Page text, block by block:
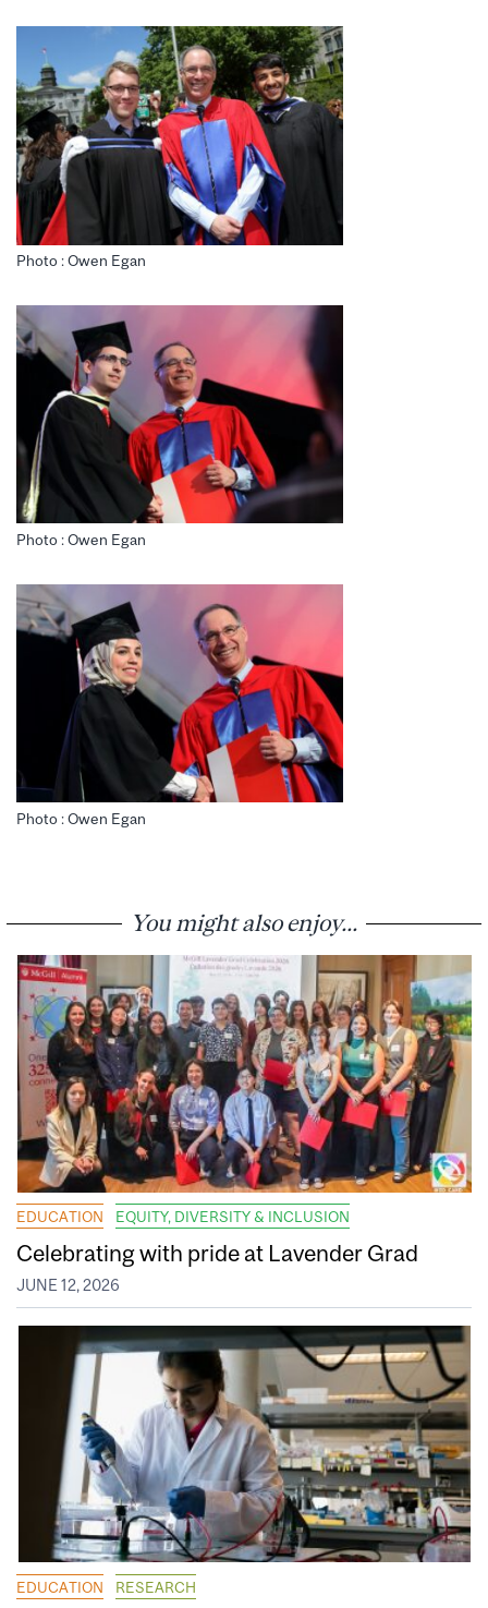
Photo : Owen Egan
Photo : Owen Egan
Photo : Owen Egan
You might also enjoy...
EDUCATION EQUITY, DIVERSITY & INCLUSION
Celebrating with pride at Lavender Grad
JUNE 12, 2026
EDUCATION RESEARCH